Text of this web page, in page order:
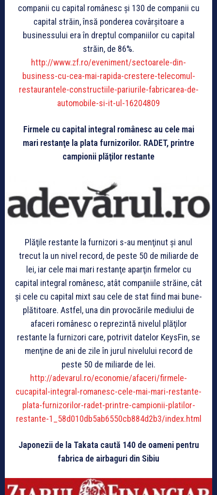
companii cu capital românesc şi 130 de companii cu
capital străin, însă ponderea covârşitoare a
businessului era în dreptul companiilor cu capital
străin, de 86%.
http://www.zf.ro/eveniment/sectoarele-din-
business-cu-cea-mai-rapida-crestere-telecomul-
restaurantele-constructiile-pariurile-fabricarea-de-
automobile-si-it-ul-16204809
Firmele cu capital integral românesc au cele mai
mari restanţe la plata furnizorilor. RADET, printre
campionii plăţilor restante
Plăţile restante la furnizori s-au menţinut şi anul
trecut la un nivel record, de peste 50 de miliarde de
lei, iar cele mai mari restanţe aparţin firmelor cu
capital integral românesc, atât companiile străine, cât
şi cele cu capital mixt sau cele de stat fiind mai bune-
plătitoare. Astfel, una din provocările mediului de
afaceri românesc o reprezintă nivelul plăţilor
restante la furnizori care, potrivit datelor KeysFin, se
menţine de ani de zile în jurul nivelului record de
peste 50 de miliarde de lei.
http://adevarul.ro/economie/afaceri/firmele-
cucapital-integral-romanesc-cele-mai-mari-restante-
plata-furnizorilor-radet-printre-campionii-platilor-
restante-1_58d010db5ab6550cb884d2b3/index.html
Japonezii de la Takata caută 140 de oameni pentru
fabrica de airbaguri din Sibiu